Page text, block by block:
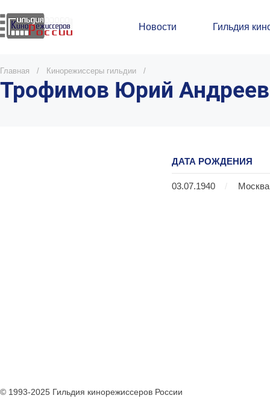
Новости Гильдия
Главная / Кинорежиссеры гильдии /
Трофимов Юрий
ДАТА РОЖДЕНИЯ
03.07.1940 / Москва
© 1993-2025 Гильдия кинорежиссеров России